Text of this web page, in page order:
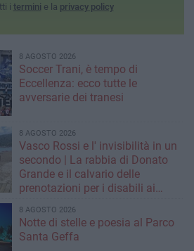
i termini e la privacy policy
8 AGOSTO 2026
Soccer Trani, è tempo di
Eccellenza: ecco tutte le
avversarie dei tranesi
8 AGOSTO 2026
Vasco Rossi e l' invisibilità in un
secondo | La rabbia di Donato
Grande e il calvario delle
prenotazioni per i disabili ai
8 AGOSTO 2026
Notte di stelle e poesia al Parco
Santa Geffa